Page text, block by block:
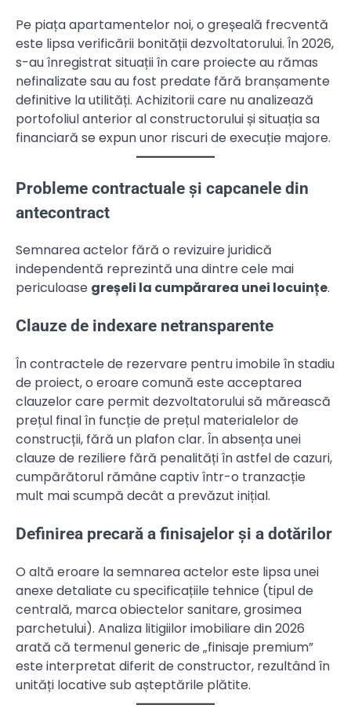
Pe piața apartamentelor noi, o greșeală frecventă
este lipsa verificării bonității dezvoltatorului. În 2026,
s-au înregistrat situații în care proiecte au rămas
nefinalizate sau au fost predate fără branșamente
definitive la utilități. Achizitorii care nu analizează
portofoliul anterior al constructorului și situația sa
financiară se expun unor riscuri de execuție majore.
Probleme contractuale și capcanele din
antecontract
Semnarea actelor fără o revizuire juridică
independentă reprezintă una dintre cele mai
periculoase greșeli la cumpărarea unei locuințe.
Clauze de indexare netransparente
În contractele de rezervare pentru imobile în stadiu
de proiect, o eroare comună este acceptarea
clauzelor care permit dezvoltatorului să mărească
prețul final în funcție de prețul materialelor de
construcții, fără un plafon clar. În absența unei
clauze de reziliere fără penalități în astfel de cazuri,
cumpărătorul rămâne captiv într-o tranzacție
mult mai scumpă decât a prevăzut inițial.
Definirea precară a finisajelor și a dotărilor
O altă eroare la semnarea actelor este lipsa unei
anexe detaliate cu specificațiile tehnice (tipul de
centrală, marca obiectelor sanitare, grosimea
parchetului). Analiza litigiilor imobiliare din 2026
arată că termenul generic de „finisaje premium”
este interpretat diferit de constructor, rezultând în
unități locative sub așteptările plătite.